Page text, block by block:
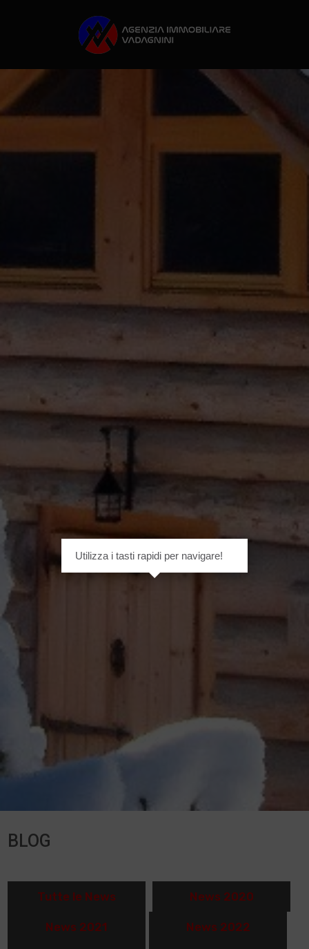
BLOG
Tutte le News News 2020
News 2021 News 2022
Utilizza i tasti rapidi per navigare!